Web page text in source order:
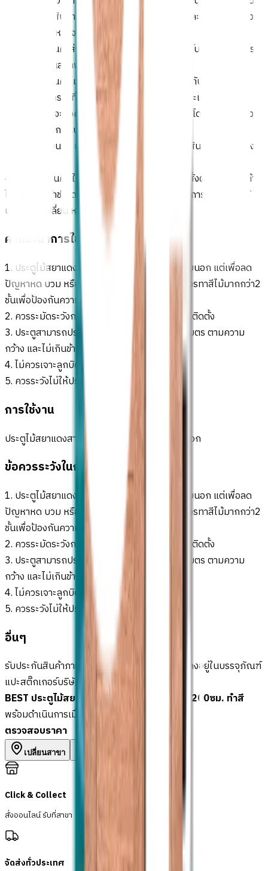
และคราบน้ำ สินค้าที่มีการติดตั้งทาสี เจาะกลอน และปรับขนาดแล้ว
หรือชำรุดเสียหายจากภัยธรรมชาติ และขณะติดตั้ง
1.3 ถ้าหากสินค้าส่งเปลี่ยน หรือ คืน ไม่มีสติ๊กเกอร์บริษัทฯ และบรรจุ
ภัณฑ์ไม่อยู่ในสภาพที่สมบูรณ์
1.4 ถ้าหากสินค้าไม่อยู่ในระยะเวลาของการรับประกันสินค้า
2. ถ้าหากในกรณีที่สินค้าได้รับการเปลี่ยนแล้ว ระยะเวลาการรับ
ประกันสินค้าจะยังคงมีผลนับจากวันรับมอบสินค้า โดยไม่ได้ขยายเวลา
นับจากวันที่มีการเปลี่ยนสินค้า
3. ไม่รับเปลี่ยนรุ่น หรือ ขนาดสินค้า ในกรณีที่เป็นสินค้ามัดจำที่ต้อง
4. ไม่รับคืนสินค้า ในกรณีที่เป็นสินค้ามัดจำที่ต้องสั่งผลิตใหม่ แต่ถ้า
ในกรณีสินค้าชำรุดหรือไม่ได้มาตรฐานซึ่งเกิดจากการผลิต ทางบริ
ษัทฯจะรับเปลี่ยน หรือ ซ่อมสินค้าให้
คำแนะนำการใช้งาน
1. ประตูไม้สยาแดงสามารถใช้ได้ทั้งภายในและภายนอก แต่เพื่อลด
ปัญหาหด บวม หรือโก่งงอตามธรรมชาติของไม้ ควรทาสีไม้มากกว่า2
ชั้นเพื่อป้องกันความชื้นเข้าไปในเนื้อไม้
2. ควรระมัดระวังการกระแทกขณะขนส่งหรือขณะติดตั้ง
3. ประตูสามารถปรับ-ไส ได้ไม่เกินข้างละ 5 มิลลิเมตร ตามความ
กว้าง และไม่เกินข้างละ 5 มิลลิเมตร ตามความสูง
4. ไม่ควรเจาะลูกบิดโดนเดือยประตู (เอ็นประตู)
5. ควรระวังไม่ให้ประตูโดนน้ำโดยตรงบ่อยครั้ง
การใช้งาน
ประตูไม้สยาแดงสามารถใช้ได้ทั้งภายในและภายนอก
ข้อควรระวังในการใช้งาน
1. ประตูไม้สยาแดงสามารถใช้ได้ทั้งภายในและภายนอก แต่เพื่อลด
ปัญหาหด บวม หรือโก่งงอตามธรรมชาติของไม้ ควรทาสีไม้มากกว่า2
ชั้นเพื่อป้องกันความชื้นเข้าไปในเนื้อไม้
2. ควรระมัดระวังการกระแทกขณะขนส่งหรือขณะติดตั้ง
3. ประตูสามารถปรับ-ไส ได้ไม่เกินข้างละ 5 มิลลิเมตร ตามความ
กว้าง และไม่เกินข้างละ 5 มิลลิเมตร ตามความสูง
4. ไม่ควรเจาะลูกบิดโดนเดือยประตู (เอ็นประตู)
5. ควรระวังไม่ให้ประตูโดนน้ำโดยตรงบ่อยครั้ง
อื่นๆ
รับประกันสินค้าภายใน 30 วัน ในกรณีที่สินค้ายังคงอยู่ในบรรจุภัณฑ์
แปะสติ๊กเกอร์บริษัทฯ และยังไม่มีการปรับแต่ง
BEST ประตูไม้สยาแดงกระจกใส GS-62 100x200ซม. ทำสี
พร้อมดำเนินการเมื่อเลือกสาขาและจำนวนสินค้า
ตรวจสอบราคา
เปลี่ยนสาขา
Click & Collect
สั่งออนไลน์ รับที่สาขา
จัดส่งทั่วประเทศ